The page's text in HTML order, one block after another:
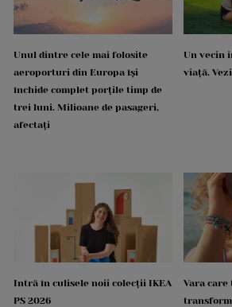
Unul dintre cele mai folosite
aeroporturi din Europa își
închide complet porțile timp de
trei luni. Milioane de pasageri,
afectați
Un vecin
viață.
Intră în culisele noii colecții IKEA
PS 2026
Vara care